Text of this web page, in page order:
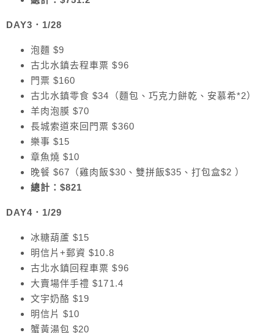
DAY3．1/28
泡麵 $9
古北水鎮去程車票 $96
門票 $160
古北水鎮零食 $34（麵包、巧克力餅乾、安慕希*2）
羊肉泡膜 $70
長城索道來回門票 $360
樂事 $15
章魚燒 $10
晚餐 $67（雞肉飯$30、雙拼飯$35、打包盒$2 ）
總計：$821
DAY4．1/29
冰糖葫蘆 $15
明信片+郵資 $10.8
古北水鎮回程車票 $96
大賣場伴手禮 $171.4
文宇奶酪 $19
明信片 $10
蟹黃湯包 $20